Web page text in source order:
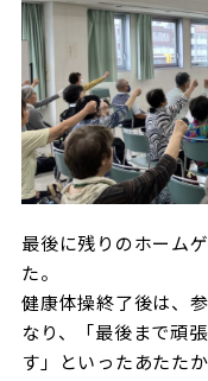
最後に残りのホーム
た。
健康体操終了後は、
なり、「最後まで頑
す」といったあたた